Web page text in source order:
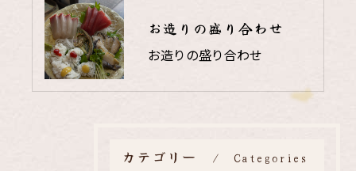
お造りの盛り合わせ
お造りの盛り合わせ
カテゴリー Categories